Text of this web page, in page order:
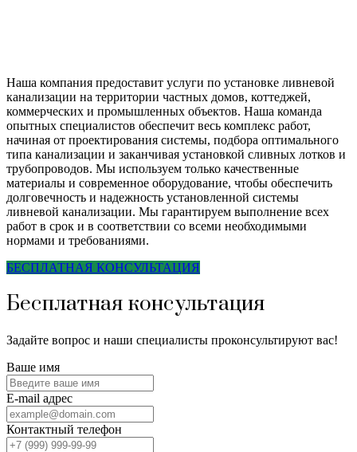
Наша компания предоставит услуги по установке ливневой
канализации на территории частных домов, коттеджей,
коммерческих и промышленных объектов. Наша команда
опытных специалистов обеспечит весь комплекс работ,
начиная от проектирования системы, подбора оптимального
типа канализации и заканчивая установкой сливных лотков и
трубопроводов. Мы используем только качественные
материалы и современное оборудование, чтобы обеспечить
долговечность и надежность установленной системы
ливневой канализации. Мы гарантируем выполнение всех
работ в срок и в соответствии со всеми необходимыми
нормами и требованиями.
БЕСПЛАТНАЯ КОНСУЛЬТАЦИЯ
Бесплатная консультация
Задайте вопрос и наши специалисты проконсультируют вас!
Ваше имя
E-mail адрес
Контактный телефон